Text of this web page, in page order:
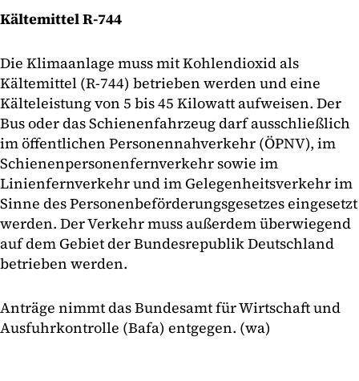
Kältemittel R-744
Die Klimaanlage muss mit Kohlendioxid als
Kältemittel (R-744) betrieben werden und eine
Kälteleistung von 5 bis 45 Kilowatt aufweisen. Der
Bus oder das Schienenfahrzeug darf ausschließlich
im öffentlichen Personennahverkehr (ÖPNV), im
Schienenpersonenfernverkehr sowie im
Linienfernverkehr und im Gelegenheitsverkehr im
Sinne des Personenbeförderungsgesetzes eingesetzt
werden. Der Verkehr muss außerdem überwiegend
auf dem Gebiet der Bundesrepublik Deutschland
betrieben werden.
Anträge nimmt das Bundesamt für Wirtschaft und
Ausfuhrkontrolle (Bafa) entgegen. (wa)